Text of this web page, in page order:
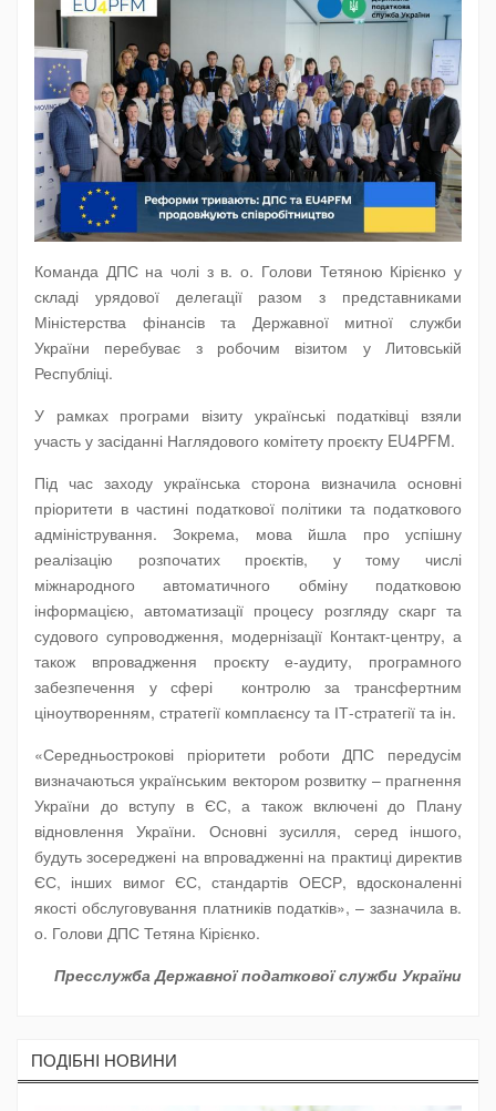
Команда ДПС на чолі з в. о. Голови Тетяною Кірієнко у
складі урядової делегації разом з представниками
Міністерства фінансів та Державної митної служби
України перебуває з робочим візитом у Литовській
Республіці.
У рамках програми візиту українські податківці взяли
участь у засіданні Наглядового комітету проєкту EU4PFM.
Під час заходу українська сторона визначила основні
пріоритети в частині податкової політики та податкового
адміністрування. Зокрема, мова йшла про успішну
реалізацію розпочатих проєктів, у тому числі
міжнародного автоматичного обміну податковою
інформацією, автоматизації процесу розгляду скарг та
судового супроводження, модернізації Контакт-центру, а
також впровадження проєкту е-аудиту, програмного
забезпечення у сфері контролю за трансфертним
ціноутворенням, стратегії комплаєнсу та ІТ-стратегії та ін.
«Середньострокові пріоритети роботи ДПС передусім
визначаються українським вектором розвитку – прагнення
України до вступу в ЄС, а також включені до Плану
відновлення України. Основні зусилля, серед іншого,
будуть зосереджені на впровадженні на практиці директив
ЄС, інших вимог ЄС, стандартів ОЕСР, вдосконаленні
якості обслуговування платників податків», – зазначила в.
о. Голови ДПС Тетяна Кірієнко.
Пресслужба Державної податкової служби України
ПОДIБНI НОВИНИ